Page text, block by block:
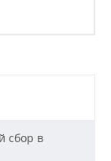
сбор в